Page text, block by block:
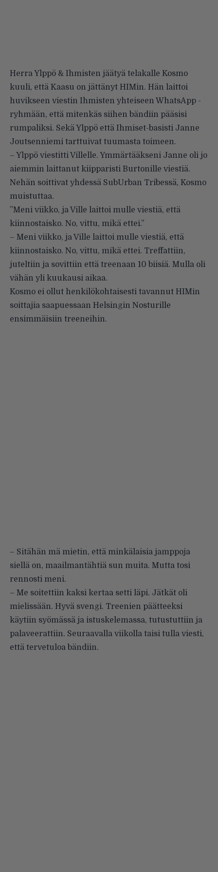
Herra Ylppö & Ihmisten jäätyä telakalle Kosmo
kuuli, että Kaasu on jättänyt HIMin. Hän laittoi
huvikseen viestin Ihmisten yhteiseen WhatsApp -
ryhmään, että mitenkäs siihen bändiin pääsisi
rumpaliksi. Sekä Ylppö että Ihmiset-basisti Janne
Joutsenniemi tarttuivat tuumasta toimeen.
– Ylppö viestitti Villelle. Ymmärtääkseni Janne oli jo
aiemmin laittanut kiipparisti Burtonille viestiä.
Nehän soittivat yhdessä SubUrban Tribessä, Kosmo
muistuttaa.
”Meni viikko, ja Ville laittoi mulle viestiä, että
kiinnostaisko. No, vittu, mikä ettei.”
– Meni viikko, ja Ville laittoi mulle viestiä, että
kiinnostaisko. No, vittu, mikä ettei. Treffattiin,
juteltiin ja sovittiin että treenaan 10 biisiä. Mulla oli
vähän yli kuukausi aikaa.
Kosmo ei ollut henkilökohtaisesti tavannut HIMin
soittajia saapuessaan Helsingin Nosturille
ensimmäisiin treeneihin.
– Sitähän mä mietin, että minkälaisia jamppoja
siellä on, maailmantähtiä sun muita. Mutta tosi
rennosti meni.
– Me soitettiin kaksi kertaa setti läpi. Jätkät oli
mielissään. Hyvä svengi. Treenien päätteeksi
käytiin syömässä ja istuskelemassa, tutustuttiin ja
palaveerattiin. Seuraavalla viikolla taisi tulla viesti,
että tervetuloa bändiin.